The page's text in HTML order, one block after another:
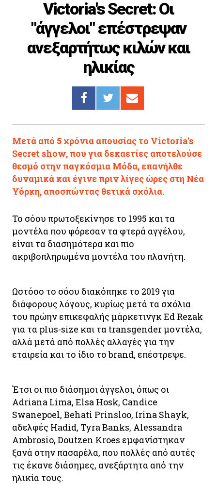
ΣΥΝΔΕΣΜΟΙ
Victoria's Secret: Οι
"άγγελοι" επέστρεψαν
ανεξαρτήτως κιλών και
ηλικίας
Μετά από 5 χρόνια απουσίας το Victoria's
Secret show, που για δεκαετίες αποτελούσε
θεσμό στην παγκόσμια Μόδα, επανήλθε
δυναμικά και έγινε πριν λίγες ώρες στη Νέα
Υόρκη, αποσπώντας θετικά σχόλια.
Το σόου πρωτοξεκίνησε το 1995 και τα
μοντέλα που φόρεσαν τα φτερά αγγέλου,
είναι τα διασημότερα και πιο
ακριβοπληρωμένα μοντέλα του πλανήτη.
Ωστόσο το σόου διακόπηκε το 2019 για
διάφορους λόγους, κυρίως μετά τα σχόλια
του πρώην επικεφαλής μάρκετινγκ Ed Rezak
για τα plus-size και τα transgender μοντέλα,
αλλά μετά από πολλές αλλαγές για την
εταιρεία και το ίδιο το brand, επέστρεψε.
Έτσι οι πιο διάσημοι άγγελοι, όπως οι
Adriana Lima, Elsa Hosk, Candice
Swanepoel, Behati Prinsloo, Irina Shayk,
αδελφές Hadid, Tyra Banks, Alessandra
Ambrosio, Doutzen Kroes εμφανίστηκαν
ξανά στην πασαρέλα, που πολλές από αυτές
τις έκανε διάσημες, ανεξάρτητα από την
ηλικία τους.